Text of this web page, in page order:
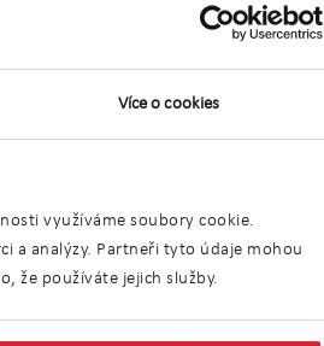
Více o cookies
využíváme soubory cookie.
a analýzy. Partneři tyto údaje mohou
že používáte jejich služby.
do
Cena: od